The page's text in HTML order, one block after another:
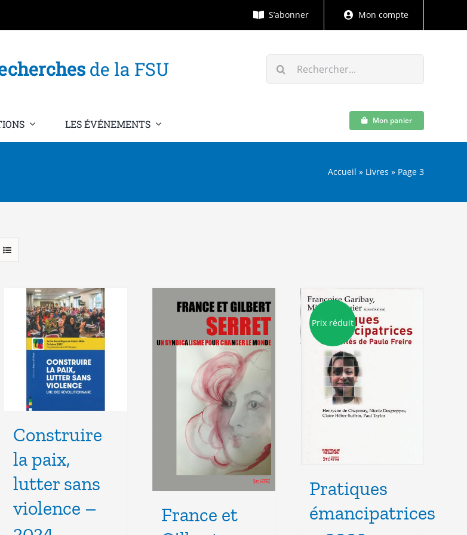
S’abonner Mon compte
de la FSU Rechercher:
LES ÉVÉNEMENTS Mon panier
Accueil » Livres » Page 3
Construire
la paix,
lutter sans
violence –
France et
Prix réduit
Pratiques
émancipatrices